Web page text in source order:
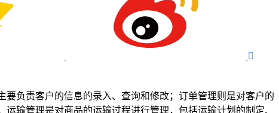

负责客户的信息的录入、查询和修改；订单管理则是对客户的
输管理是对商品的运输过程进行管理，包括运输计划的制定、